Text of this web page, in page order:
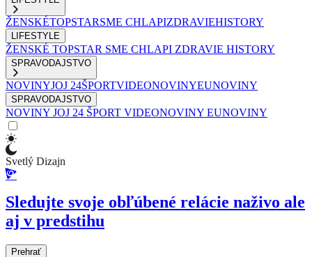
ŽENSKÉTOPSTARSME CHLAPIZDRAVIEHISTORY
LIFESTYLE
ŽENSKÉ TOPSTAR SME CHLAPI ZDRAVIE HISTORY
SPRAVODAJSTVO
NOVINYJOJ 24ŠPORTVIDEONOVINYEUNOVINY
SPRAVODAJSTVO
NOVINY JOJ 24 ŠPORT VIDEONOVINY EUNOVINY
Svetlý Dizajn
Sledujte svoje obľúbené relácie naživo ale
aj v predstihu
Prehrať